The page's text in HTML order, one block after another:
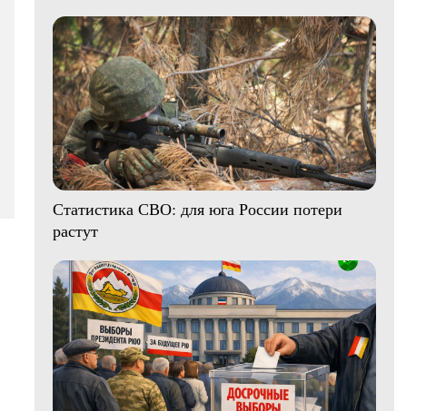
Статистика СВО: для юга России потери
растут